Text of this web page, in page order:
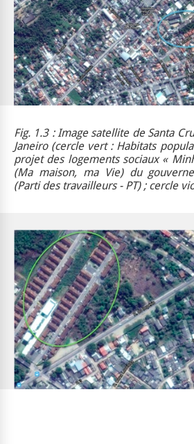
Fig. 1.3 : Image satellite de Santa
Janeiro (cercle vert : Habitats
projet des logements sociaux «
(Ma maison, ma Vie) du
(Parti des travailleurs - PT) ; cercle